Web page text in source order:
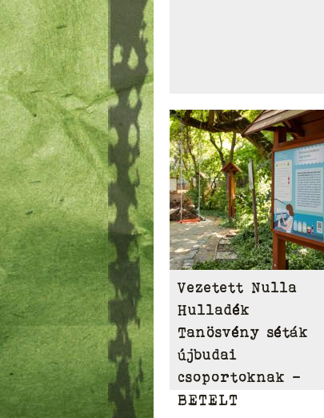
Vezetett Nulla
Hulladék
Tanösvény séták
újbudai
csoportoknak –
BETELT